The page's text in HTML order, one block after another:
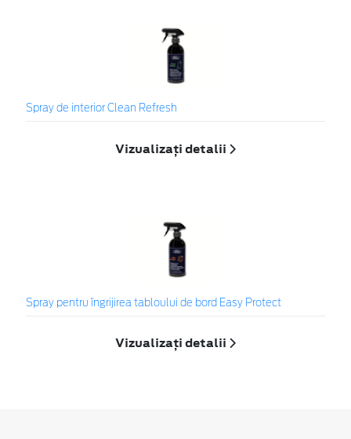
Spray de interior Clean Refresh
Vizualizați detalii
Spray pentru îngrijirea tabloului de bord Easy Protect
Vizualizați detalii